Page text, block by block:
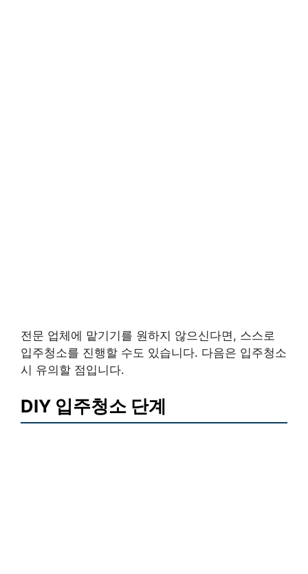
전문 업체에 맡기기를 원하지 않으신다면, 스스로
입주청소를 진행할 수도 있습니다. 다음은 입주청소
시 유의할 점입니다.
DIY 입주청소 단계